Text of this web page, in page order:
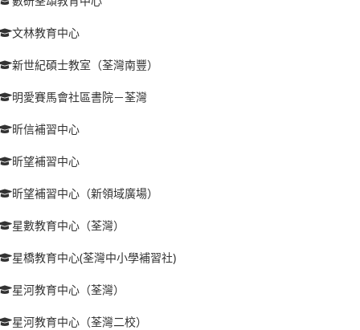
文林教育中心
新世紀碩士教室（荃灣南豐）
明愛賽馬會社區書院－荃灣
昕信補習中心
昕望補習中心
昕望補習中心（新領域廣場）
星數教育中心（荃灣）
星橋教育中心(荃灣中小學補習社)
星河教育中心（荃灣）
星河教育中心（荃灣二校）